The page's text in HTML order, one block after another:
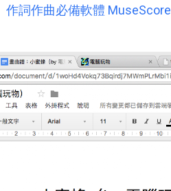
作詞作曲必備軟體 MuseScore